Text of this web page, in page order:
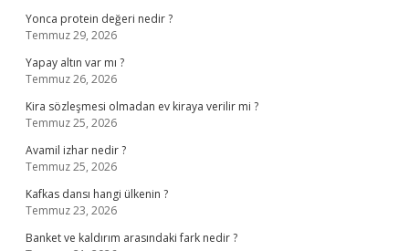
Yonca protein değeri nedir ?
Temmuz 29, 2026
Yapay altın var mı ?
Temmuz 26, 2026
Kira sözleşmesi olmadan ev kiraya verilir mi ?
Temmuz 25, 2026
Avamil izhar nedir ?
Temmuz 25, 2026
Kafkas dansı hangi ülkenin ?
Temmuz 23, 2026
Banket ve kaldırım arasındaki fark nedir ?